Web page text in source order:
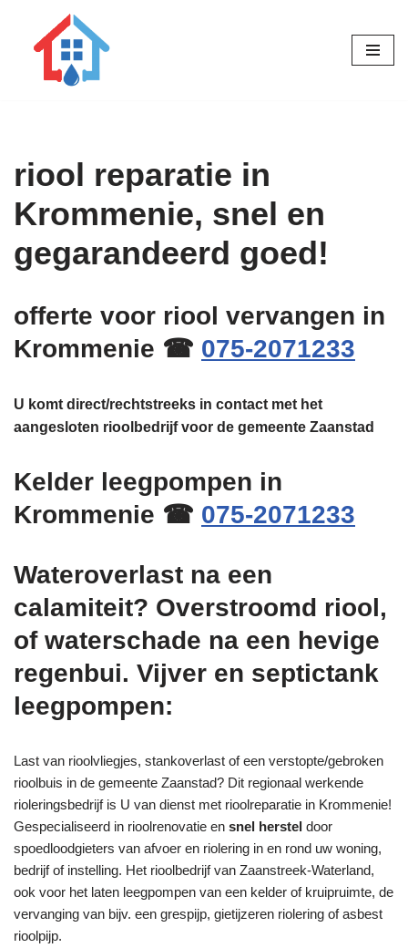
riool reparatie in
Krommenie, snel en
gegarandeerd goed!
offerte voor riool vervangen in
Krommenie ☎ 075-2071233
U komt direct/rechtstreeks in contact met het
aangesloten rioolbedrijf voor de gemeente Zaanstad
Kelder leegpompen in
Krommenie ☎ 075-2071233
Wateroverlast na een
calamiteit? Overstroomd riool,
of waterschade na een hevige
regenbui. Vijver en septictank
leegpompen:
Last van rioolvliegjes, stankoverlast of een verstopte/gebroken
rioolbuis in de gemeente Zaanstad? Dit regionaal werkende
rioleringsbedrijf is U van dienst met rioolreparatie in Krommenie!
Gespecialiseerd in rioolrenovatie en snel herstel door
spoedloodgieters van afvoer en riolering in en rond uw woning,
bedrijf of instelling. Het rioolbedrijf van Zaanstreek-Waterland,
ook voor het laten leegpompen van een kelder of kruipruimte, de
vervanging van bijv. een grespijp, gietijzeren riolering of asbest
rioolpijp.